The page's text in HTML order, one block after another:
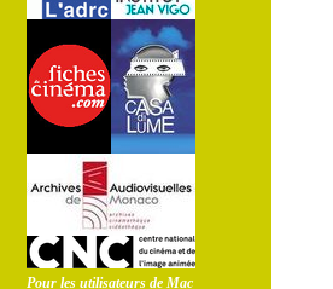
Pour les utilisateurs de Mac